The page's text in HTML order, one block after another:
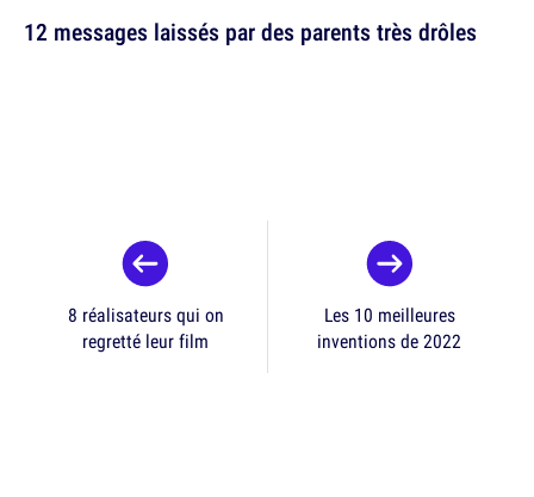
12 messages laissés par des parents très drôles
8 réalisateurs qui on
regretté leur film
Les 10 meilleures
inventions de 2022